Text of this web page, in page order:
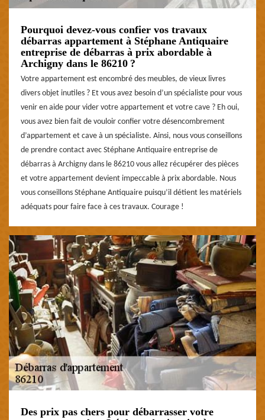
Pourquoi devez-vous confier vos travaux
débarras appartement à Stéphane Antiquaire
entreprise de débarras à prix abordable à
Archigny dans le 86210 ?
Votre appartement est encombré des meubles, de vieux livres
divers objet inutiles ? Et vous avez besoin d’un spécialiste pour vous
venir en aide pour vider votre appartement et votre cave ? Eh oui,
vous avez bien fait de vouloir confier votre désencombrement
d’appartement et cave à un spécialiste. Ainsi, nous vous conseillons
de prendre contact avec Stéphane Antiquaire entreprise de
débarras à Archigny dans le 86210 vous allez récupérer des pièces
et votre appartement devient impeccable à prix abordable. Nous
vous conseillons Stéphane Antiquaire puisqu’il détient les matériels
adéquats pour faire face à ces travaux. Courage !
Des prix pas chers pour débarrasser votre